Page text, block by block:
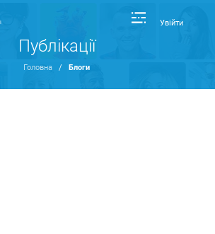
Увійти
Публікації
Головна / Блоги